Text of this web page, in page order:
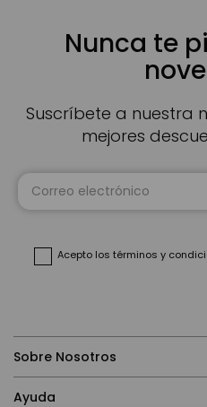
Nunca te
Suscríbete a nuestra
mejores
Acepto los términos y
Sobre Nosotros
Ayuda